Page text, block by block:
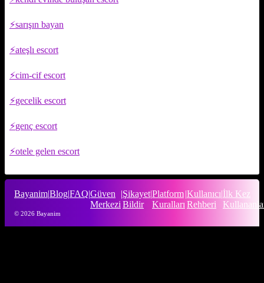
sarışın bayan
ateşlı escort
cim-cif escort
gecelik escort
genç escort
otele gelen escort
Bayanim|Blog|FAQ|Güven
Merkezi
|Şikayet
Bildir
|Platform
Kuralları
|Kullanıcı
Rehberi
|İlk Kez
© 2026 Bayanim